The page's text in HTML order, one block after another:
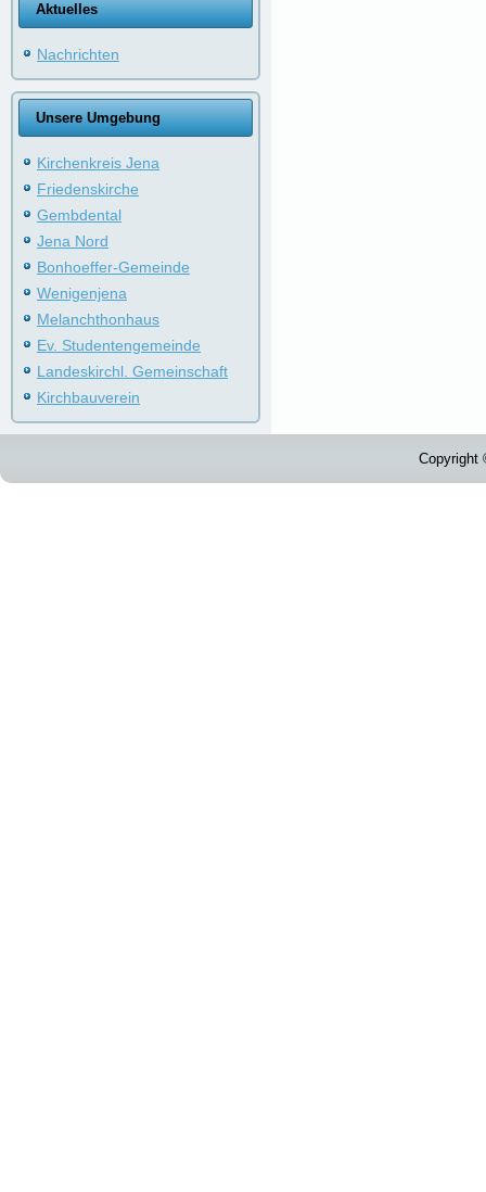
Aktuelles
Nachrichten
Unsere Umgebung
Kirchenkreis Jena
Friedenskirche
Gembdental
Jena Nord
Bonhoeffer-Gemeinde
Wenigenjena
Melanchthonhaus
Ev. Studentengemeinde
Landeskirchl. Gemeinschaft
Kirchbauverein
Copyright